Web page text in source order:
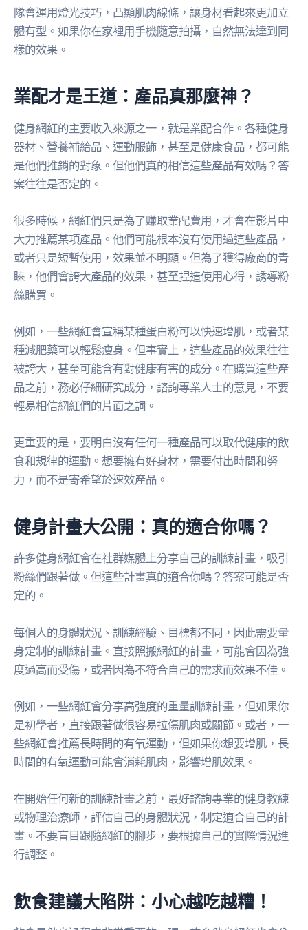
隊會運用燈光技巧，凸顯肌肉線條，讓身材看起來更加立
體有型。如果你在家裡用手機隨意拍攝，自然無法達到同
樣的效果。
業配才是王道：產品真那麼神？
健身網紅的主要收入來源之一，就是業配合作。各種健身
器材、營養補給品、運動服飾，甚至是健康食品，都可能
是他們推銷的對象。但他們真的相信這些產品有效嗎？答
案往往是否定的。
很多時候，網紅們只是為了賺取業配費用，才會在影片中
大力推薦某項產品。他們可能根本沒有使用過這些產品，
或者只是短暫使用，效果並不明顯。但為了獲得廠商的青
睞，他們會誇大產品的效果，甚至捏造使用心得，誘導粉
絲購買。
例如，一些網紅會宣稱某種蛋白粉可以快速增肌，或者某
種減肥藥可以輕鬆瘦身。但事實上，這些產品的效果往往
被誇大，甚至可能含有對健康有害的成分。在購買這些產
品之前，務必仔細研究成分，諮詢專業人士的意見，不要
輕易相信網紅們的片面之詞。
更重要的是，要明白沒有任何一種產品可以取代健康的飲
食和規律的運動。想要擁有好身材，需要付出時間和努
力，而不是寄希望於速效產品。
健身計畫大公開：真的適合你嗎？
許多健身網紅會在社群媒體上分享自己的訓練計畫，吸引
粉絲們跟著做。但這些計畫真的適合你嗎？答案可能是否
定的。
每個人的身體狀況、訓練經驗、目標都不同，因此需要量
身定制的訓練計畫。直接照搬網紅的計畫，可能會因為強
度過高而受傷，或者因為不符合自己的需求而效果不佳。
例如，一些網紅會分享高強度的重量訓練計畫，但如果你
是初學者，直接跟著做很容易拉傷肌肉或關節。或者，一
些網紅會推薦長時間的有氧運動，但如果你想要增肌，長
時間的有氧運動可能會消耗肌肉，影響增肌效果。
在開始任何新的訓練計畫之前，最好諮詢專業的健身教練
或物理治療師，評估自己的身體狀況，制定適合自己的計
畫。不要盲目跟隨網紅的腳步，要根據自己的實際情況進
行調整。
飲食建議大陷阱：小心越吃越糟！